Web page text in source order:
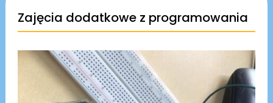
Zajęcia dodatkowe z programowania